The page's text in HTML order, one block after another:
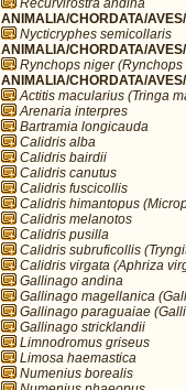
Recurvirostra andina
ANIMALIA/CHORDATA/
Nycticryphes semicollaris
ANIMALIA/CHORDATA/
Rynchops niger (Rynchops
ANIMALIA/CHORDATA/
Actitis macularius (Tringa
Arenaria interpres
Bartramia longicauda
Calidris alba
Calidris bairdii
Calidris canutus
Calidris fuscicollis
Calidris himantopus
Calidris melanotos
Calidris pusilla
Calidris subruficollis
Calidris virgata (Aphriza
Gallinago andina
Gallinago magellanica
Gallinago paraguaiae
Gallinago stricklandii
Limnodromus griseus
Limosa haemastica
Numenius borealis